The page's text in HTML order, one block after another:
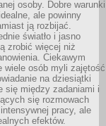
osoby. Dobre warunki
ale powinny
ją rozbijać.
światło i jasno
zrobić więcej niż
Ciekawym
osób myli zajętość
na dziesiątki
się między zadaniami i
się rozmowach
pracy, ale
efektów.